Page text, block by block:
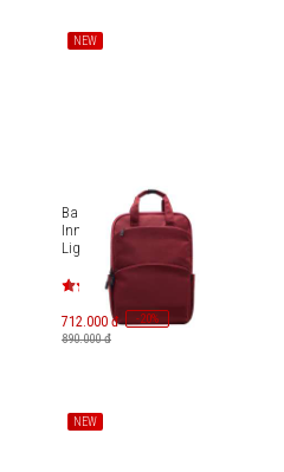
NEW
Balo Laptop 15.6 inches
Innostyle Colorlite
Lightweight P21
712.000 đ -20%
890.000 đ
NEW